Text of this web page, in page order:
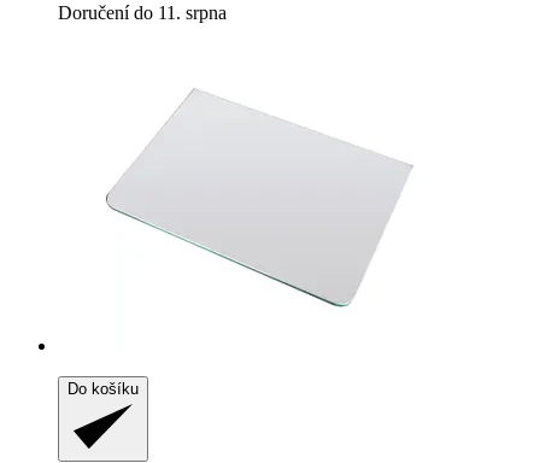
Doručení do 11. srpna
Do košíku